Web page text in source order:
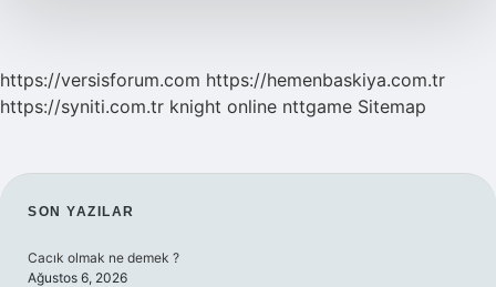
https://versisforum.com https://hemenbaskiya.com.tr
https://syniti.com.tr knight online nttgame Sitemap
SIDEBAR
SON YAZILAR
Cacık olmak ne demek ?
Ağustos 6, 2026